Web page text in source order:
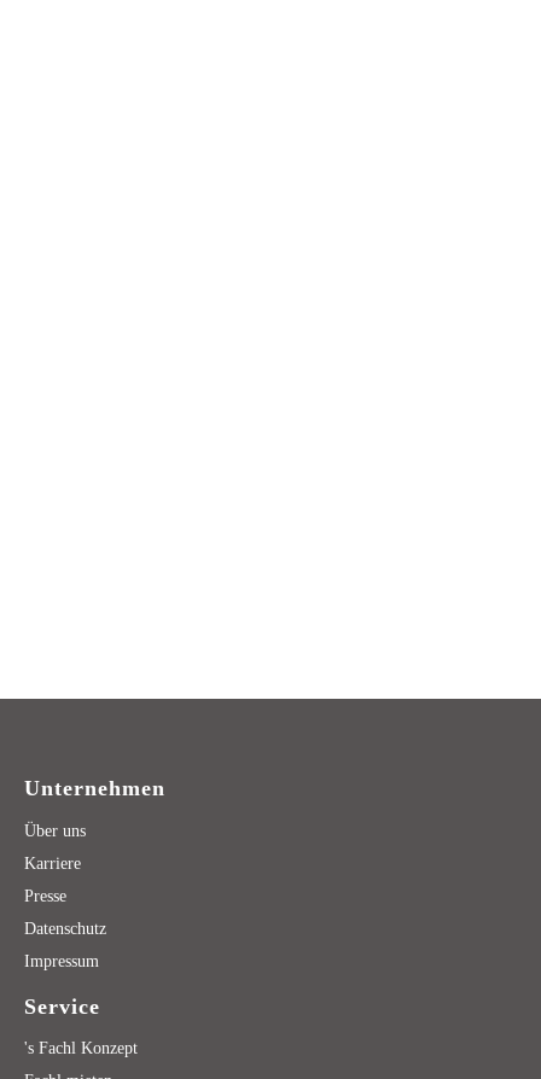
Unternehmen
Über uns
Karriere
Presse
Datenschutz
Impressum
Service
's Fachl Konzept